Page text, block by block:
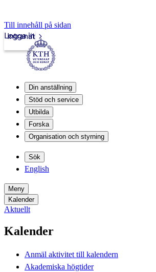
Till innehåll på sidan
Intranät
Logga in
Din anställning
Stöd och service
Utbilda
Forska
Organisation och styrning
Sök
English
Meny
Kalender
Aktuellt
Kalender
Anmäl aktivitet till kalendern
Akademiska högtider